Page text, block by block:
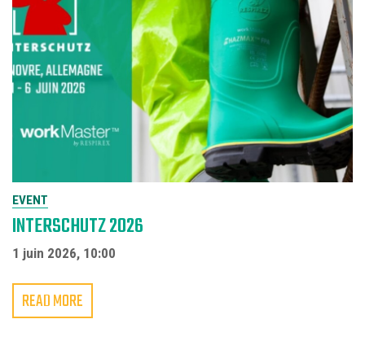
EVENT
INTERSCHUTZ 2026
1 juin 2026, 10:00
READ MORE